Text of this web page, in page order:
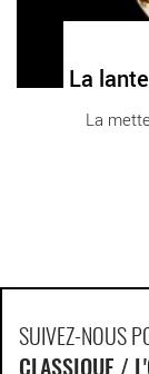
La
SUIVEZ-NOUS
CLASSIQUE /